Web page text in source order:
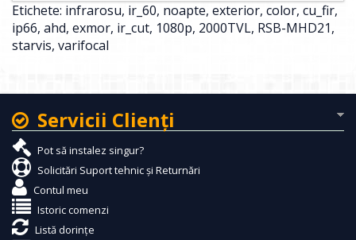
Etichete: infrarosu, ir_60, noapte, exterior, color, cu_fir,
ip66, ahd, exmor, ir_cut, 1080p, 2000TVL, RSB-MHD21,
starvis, varifocal
Servicii Clienţi
Pot să instalez singur?
Solicitări Suport tehnic și Returnări
Contul meu
Istoric comenzi
Listă dorințe